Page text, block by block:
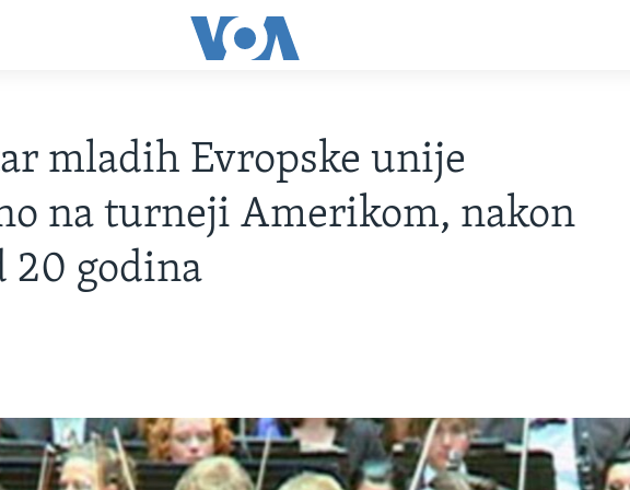
mladih Evropske unije
na turneji Amerikom, nakon
20 godina